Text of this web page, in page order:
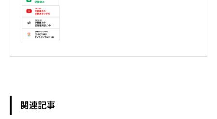
号資産取引所アドバイザー / 暗号資産投資アナリスト / Fintechコ
ンサルタント / 暗号資産非公式アーティスト /YouTuber
テレビ東京WBS出演　テレビ東京モーニングサテライト出演
他各メディア取材、出演
関連記事